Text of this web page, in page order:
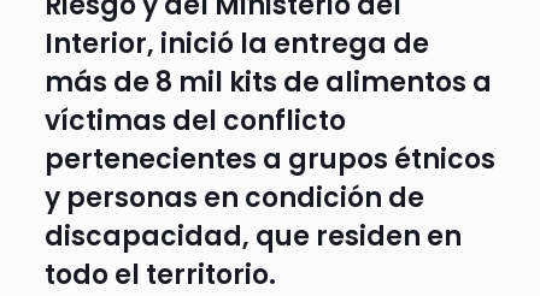
Interior, inició la entrega de
más de 8 mil kits de alimentos a
víctimas del conflicto
pertenecientes a grupos étnicos
y personas en condición de
discapacidad, que residen en
todo el territorio.